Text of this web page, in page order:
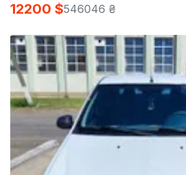
12200 $546046 ₴